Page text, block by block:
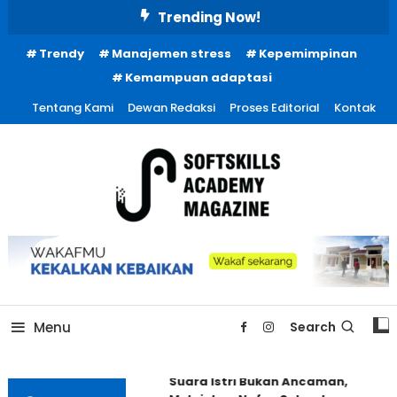
Content
Trending Now!
Trendy Manajemen stress
Kepemimpinan
Kemampuan adaptasi
Tentang Kami
Dewan Redaksi Proses Editorial Kontak
Menu Search
Suara Istri Bukan Ancaman,